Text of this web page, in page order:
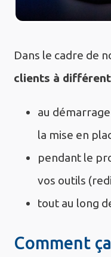
Dans le cadre de
clients à
au
la mise en
pendant le
vos outils
tout au long
Comment